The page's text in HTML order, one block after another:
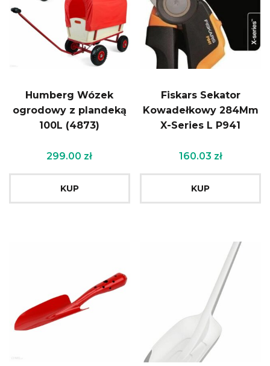
Humberg Wózek
ogrodowy z plandeką
100L (4873)
299.00 zł
KUP
Fiskars Sekator
Kowadełkowy 284Mm
X-Series L P941
160.03 zł
KUP